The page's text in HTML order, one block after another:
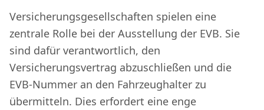
Versicherungsgesellschaften spielen eine
zentrale Rolle bei der Ausstellung der EVB. Sie
sind dafür verantwortlich, den
Versicherungsvertrag abzuschließen und die
EVB-Nummer an den Fahrzeughalter zu
übermitteln. Dies erfordert eine enge